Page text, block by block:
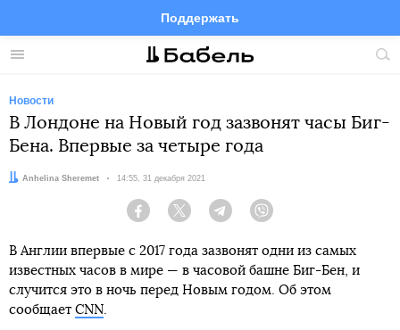
Меню
Поддержать
FacebookTelegramTwitter
Новости
В Лондоне на Новый год зазвонят часы Биг-
Бена. Впервые за четыре года
Автор:
Anhelina Sheremet Дата:
14:55, 31 декабря 2021
Facebook Twitter Telegram
В Англии впервые с 2017 года зазвонят одни из самых
известных часов в мире — в часовой башне Биг-Бен, и
случится это в ночь перед Новым годом. Об этом
сообщает CNN.